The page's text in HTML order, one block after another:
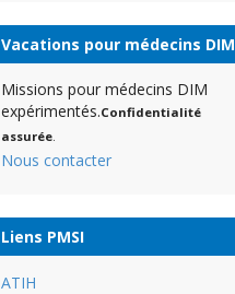
Vacations pour médecins DIM
Missions pour médecins DIM
expérimentés.Confidentialité
assurée.
Nous contacter
Liens PMSI
ATIH